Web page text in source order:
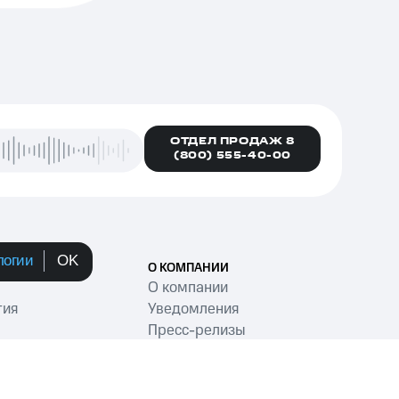
OK
ОТДЕЛ ПРОДАЖ 8
(800) 555-40-00
О КОМПАНИИ
О компании
Уведомления
Пресс-релизы